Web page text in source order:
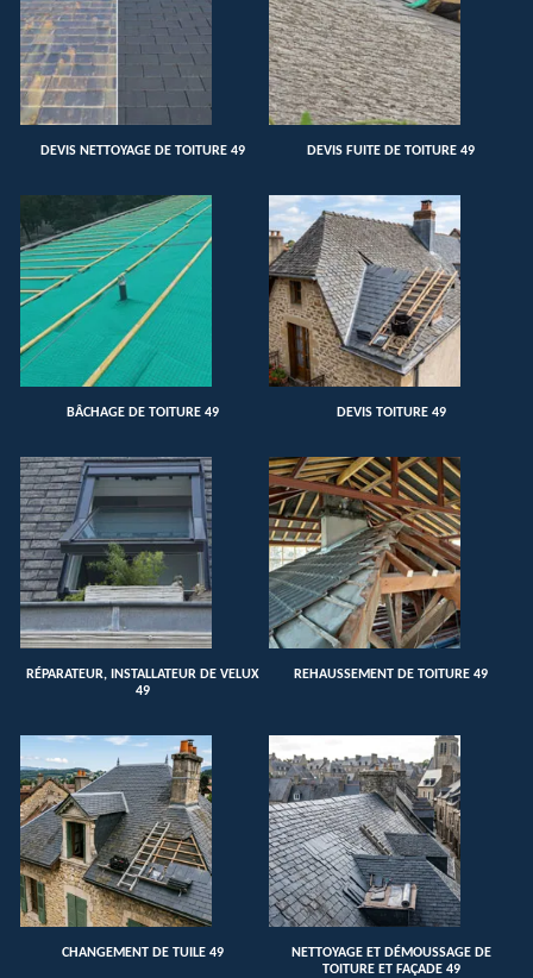
DEVIS NETTOYAGE DE TOITURE 49 DEVIS FUITE DE TOITURE 49
BÂCHAGE DE TOITURE 49 DEVIS TOITURE 49
RÉPARATEUR, INSTALLATEUR DE VELUX
49
REHAUSSEMENT DE TOITURE 49
CHANGEMENT DE TUILE 49
NETTOYAGE ET DÉMOUSSAGE DE
TOITURE ET FAÇADE 49